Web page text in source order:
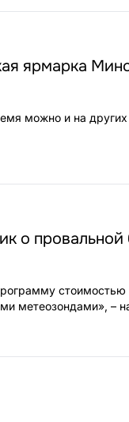
ярмарка
можно и на других
о провальной
метеозондами», –